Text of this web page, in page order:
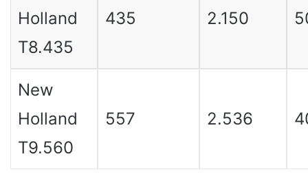
Holland
T8.435
435 2.150
New
Holland
T9.560
557 2.536